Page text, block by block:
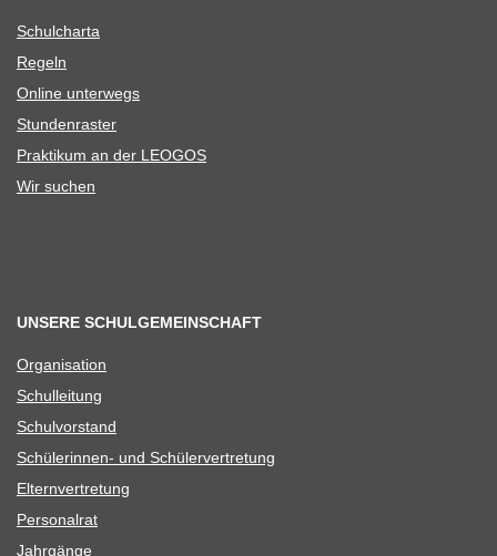
Schul­charta
Regeln
Online unter­wegs
Stun­den­ras­ter
Prak­ti­kum an der LEOGOS
Wir suchen
UNSERE SCHULGEMEINSCHAFT
Orga­ni­sa­tion
Schul­lei­tung
Schul­vor­stand
Schü­le­rin­nen- und Schülervertretung
Eltern­ver­tre­tung
Per­so­nal­rat
Jahr­gänge